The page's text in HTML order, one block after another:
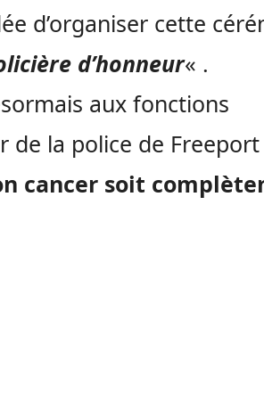
d’organiser cette
d’honneur« .
aux fonctions
de la police de Freeport
cancer soit